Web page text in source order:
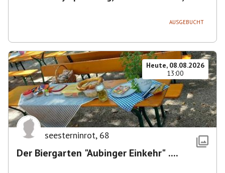
AUSGEBUCHT
Heute, 08.08.2026
13:00
seesterninrot, 68
Der Biergarten "Aubinger Einkehr" ....